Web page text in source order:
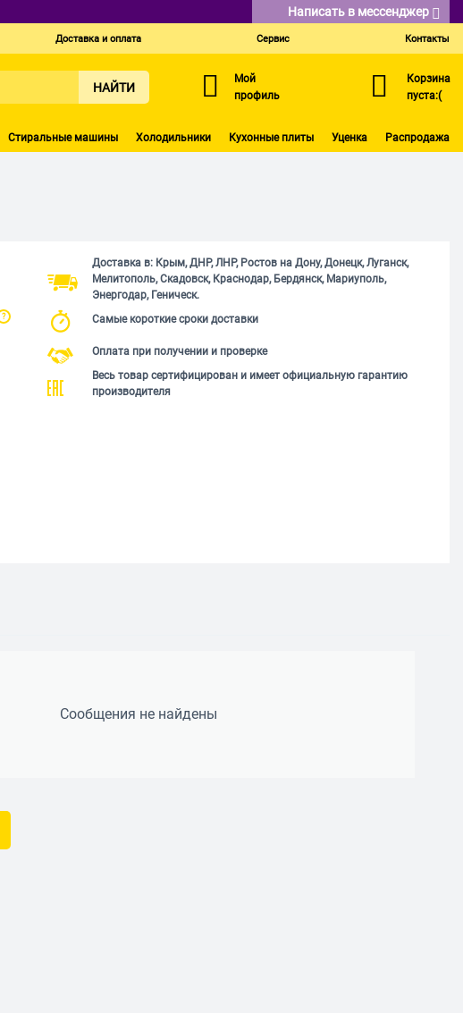
Написать в мессенджер
Доставка и оплата Сервис Контакты
НАЙТИ
Мой
профиль
Корзина
пуста:(
Стиральные машины Холодильники Кухонные плиты Уценка Распродажа
?
Доставка в: Крым, ДНР, ЛНР, Ростов на Дону, Донецк, Луганск,
Мелитополь, Скадовск, Краснодар, Бердянск, Мариуполь,
Энергодар, Геническ.
Самые короткие сроки доставки
Оплата при получении и проверке
Весь товар сертифицирован и имеет официальную гарантию
производителя
Сообщения не найдены